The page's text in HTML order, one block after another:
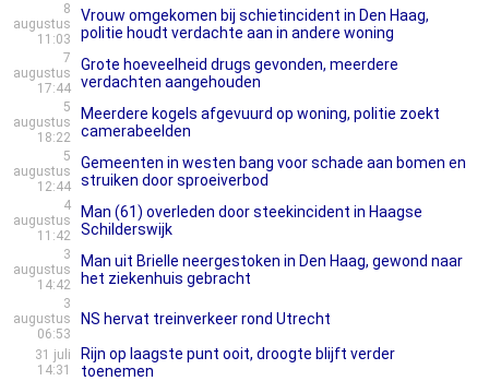
8
augustus
11:03
Vrouw omgekomen bij schietincident in Den Haag,
politie houdt verdachte aan in andere woning
7
augustus
17:44
Grote hoeveelheid drugs gevonden, meerdere
verdachten aangehouden
5
augustus
18:22
Meerdere kogels afgevuurd op woning, politie zoekt
camerabeelden
5
augustus
12:44
Gemeenten in westen bang voor schade aan bomen en
struiken door sproeiverbod
4
augustus
11:42
Man (61) overleden door steekincident in Haagse
Schilderswijk
3
augustus
14:42
Man uit Brielle neergestoken in Den Haag, gewond naar
het ziekenhuis gebracht
3
augustus
06:53
NS hervat treinverkeer rond Utrecht
31 juli
14:31
Rijn op laagste punt ooit, droogte blijft verder
toenemen